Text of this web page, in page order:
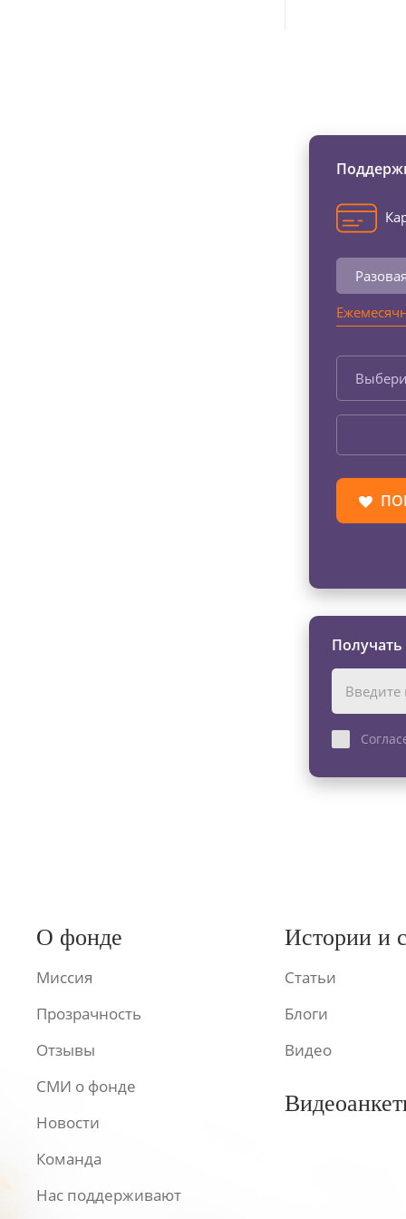
О фонде
Миссия
Прозрачность
Отзывы
СМИ о фонде
Новости
Команда
Нас поддерживают
Истории и
Статьи
Блоги
Видео